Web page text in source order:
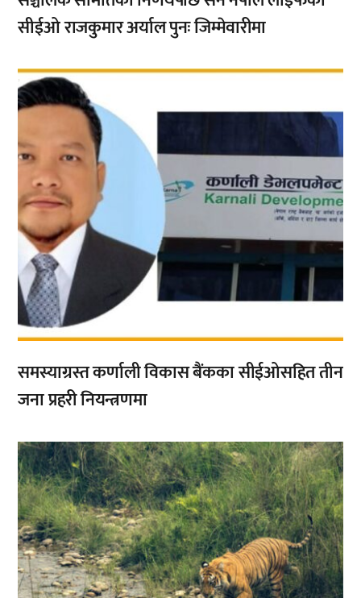
सीईओ राजकुमार अर्याल पुनः जिम्मेवारीमा
,
समस्याग्रस्त कर्णाली विकास बैंकका सीईओसहित तीन
जना प्रहरी नियन्त्रणमा
,